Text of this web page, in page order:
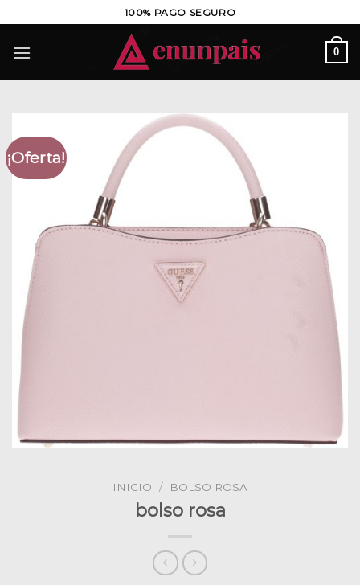
al
contenido
100% PAGO SEGURO
0
¡Oferta!
INICIO / BOLSO ROSA
bolso rosa